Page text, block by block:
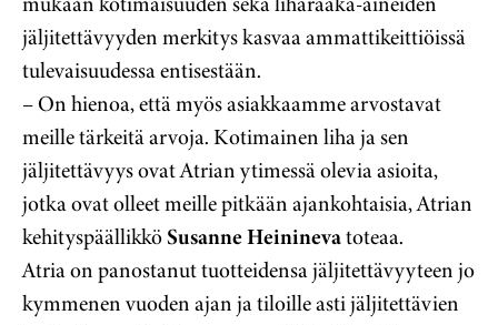
jäljitettävyyden merkitys kasvaa ammattikeittiöissä
tulevaisuudessa entisestään.
– On hienoa, että myös asiakkaamme arvostavat
meille tärkeitä arvoja. Kotimainen liha ja sen
jäljitettävyys ovat Atrian ytimessä olevia asioita,
jotka ovat olleet meille pitkään ajankohtaisia, Atrian
kehityspäällikköSusanne Heininevatoteaa.
Atria on panostanut tuotteidensa jäljitettävyyteen jo
kymmenen vuoden ajan ja tiloille asti jäljitettävien